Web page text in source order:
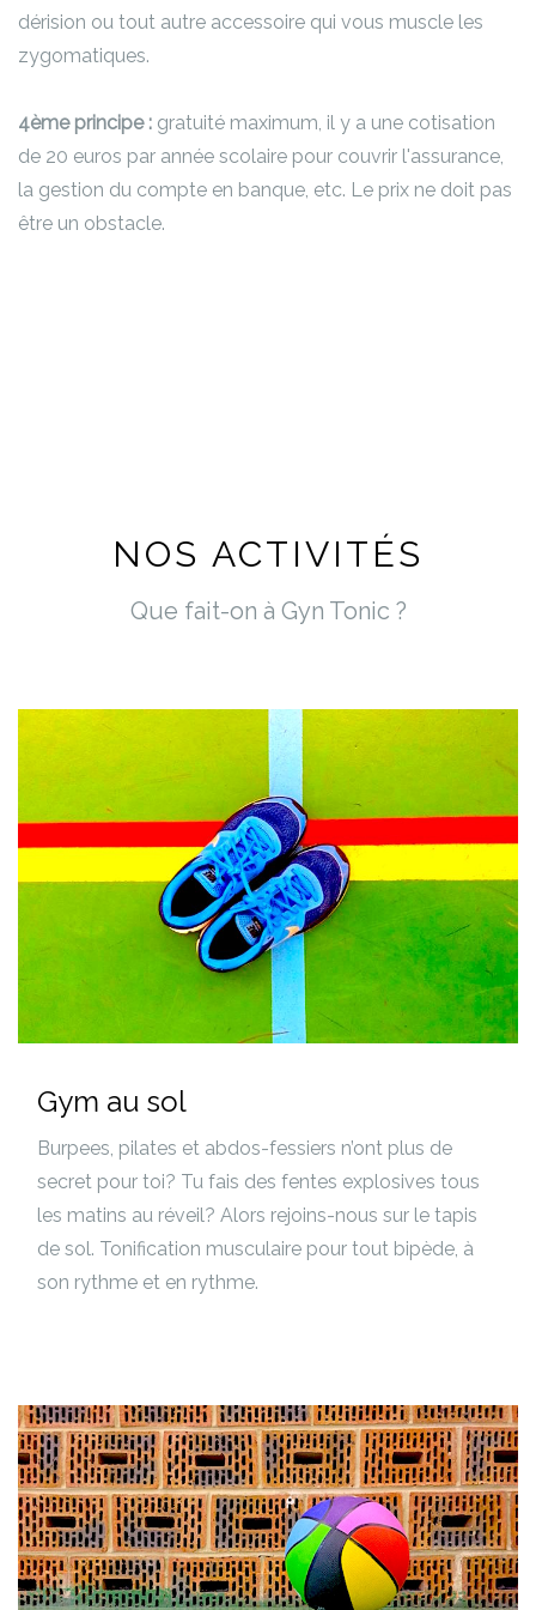
dérision ou tout autre accessoire qui vous muscle les
zygomatiques.
4ème principe : gratuité maximum, il y a une cotisation
de 20 euros par année scolaire pour couvrir l'assurance,
la gestion du compte en banque, etc. Le prix ne doit pas
être un obstacle.
NOS ACTIVITÉS
Que fait-on à Gyn Tonic ?
Gym au sol
Burpees, pilates et abdos-fessiers n’ont plus de
secret pour toi? Tu fais des fentes explosives tous
les matins au réveil? Alors rejoins-nous sur le tapis
de sol. Tonification musculaire pour tout bipède, à
son rythme et en rythme.